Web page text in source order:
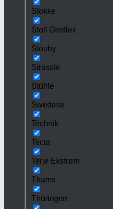
Stokke
Stoll Giroflex
Stouby
Strässle
Stühle
Swedese
Technik
Tecta
Terje Ekstrøm
Thams
Thüringen